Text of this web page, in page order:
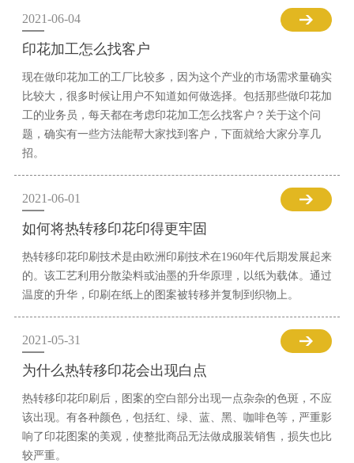
2021-06-04
印花加工怎么找客户
现在做印花加工的工厂比较多，因为这个产业的市场需求量确实
比较大，很多时候让用户不知道如何做选择。包括那些做印花加
工的业务员，每天都在考虑印花加工怎么找客户？关于这个问
题，确实有一些方法能帮大家找到客户，下面就给大家分享几
招。
2021-06-01
如何将热转移印花印得更牢固
热转移印花印刷技术是由欧洲印刷技术在1960年代后期发展起来
的。该工艺利用分散染料或油墨的升华原理，以纸为载体。通过
温度的升华，印刷在纸上的图案被转移并复制到织物上。
2021-05-31
为什么热转移印花会出现白点
热转移印花印刷后，图案的空白部分出现一点杂杂的色斑，不应
该出现。有各种颜色，包括红、绿、蓝、黑、咖啡色等，严重影
响了印花图案的美观，使整批商品无法做成服装销售，损失也比
较严重。